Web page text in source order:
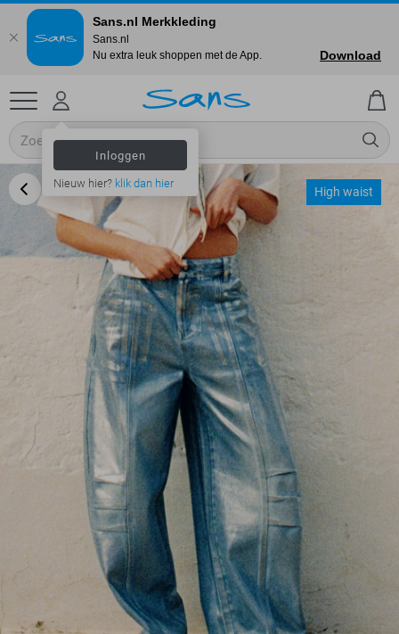
Inloggen
Nieuw hier? klik dan hier
High waist
Sans.nl Merkkleding
Sans.nl
Nu extra leuk shoppen met de App.
Download